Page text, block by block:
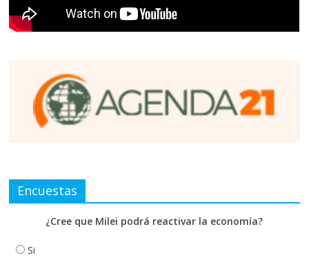
Encuestas
¿Cree que Milei podrá reactivar la economía?
Si